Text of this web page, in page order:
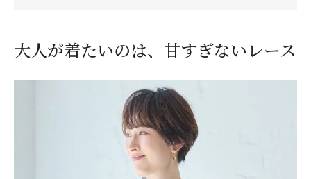
大人が着たいのは、甘すぎないレース